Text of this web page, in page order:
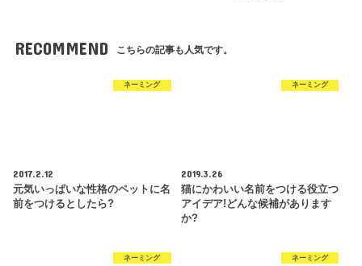
RECOMMEND こちらの記事も人気です。
ネーミング
2017.2.12
元気いっぱいな性格のペットに名
前をつけるとしたら?
ネーミング
2019.3.26
猫にかわいい名前をつける役立つ
アイデア!どんな候補があります
か?
ネーミング ネーミング